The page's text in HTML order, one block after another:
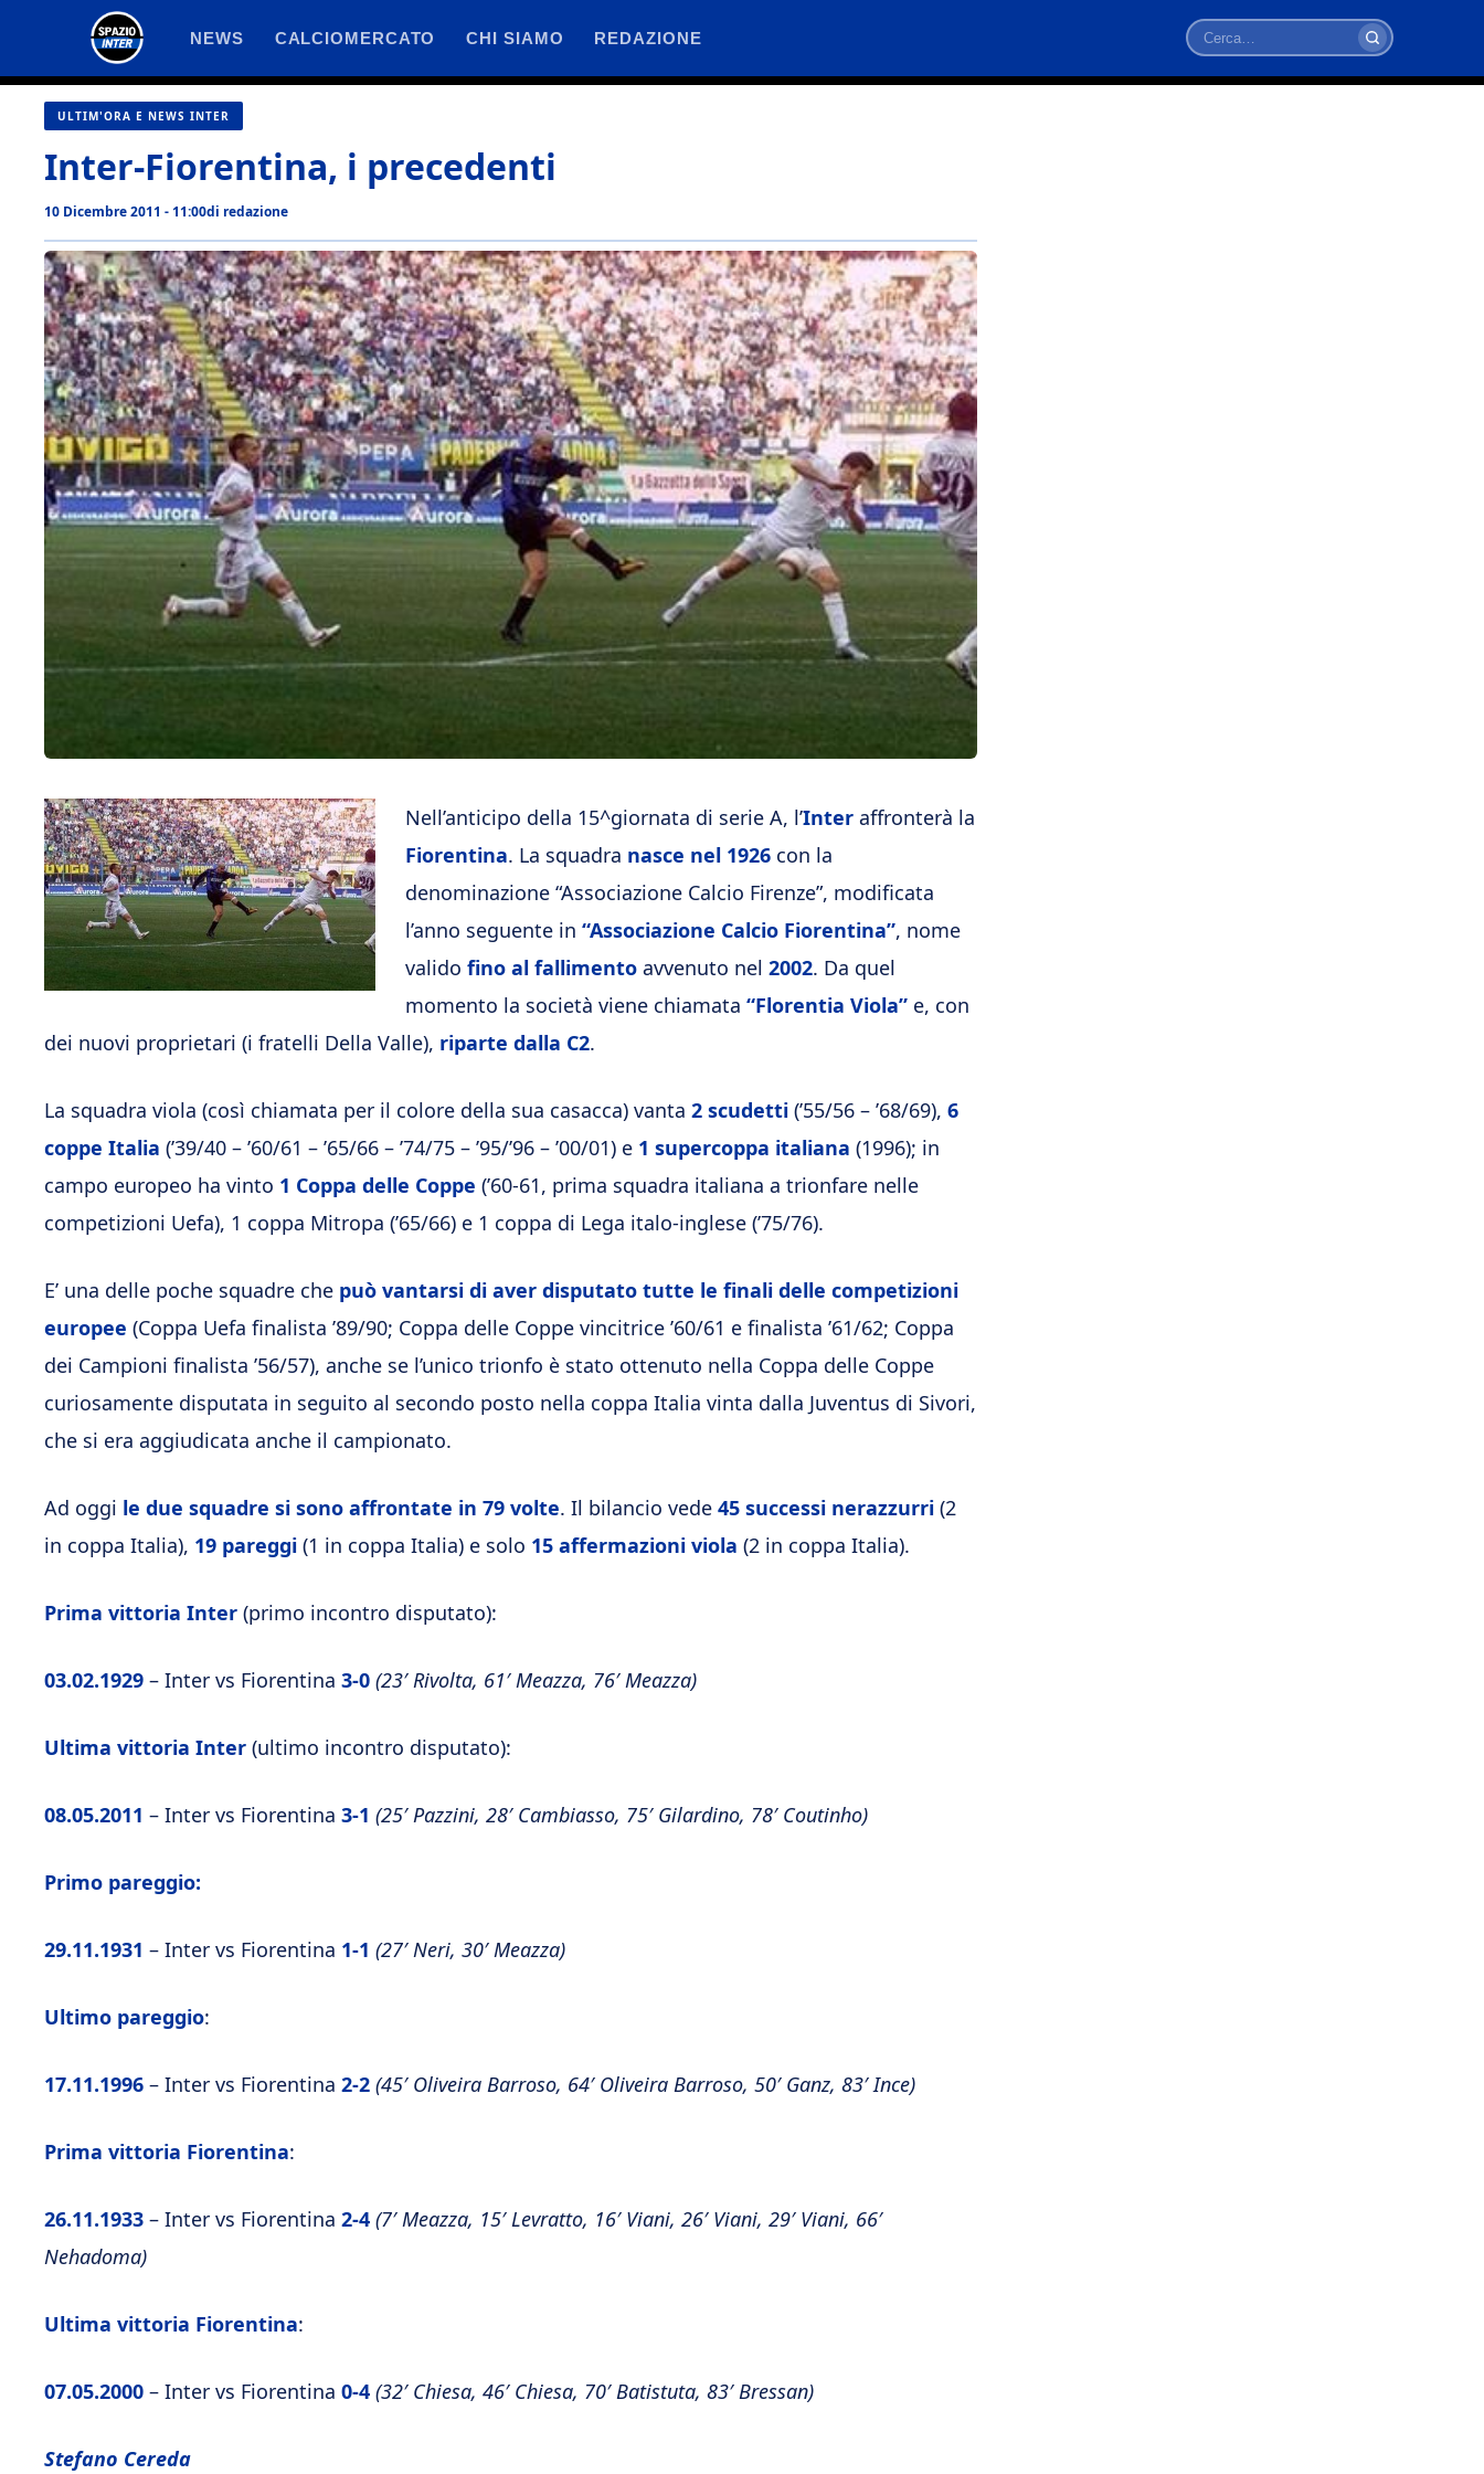
contenuto
NEWS CALCIOMERCATO CHI SIAMO REDAZIONE
Cerca
ULTIM'ORA E NEWS INTER
Inter-Fiorentina, i precedenti
10 Dicembre 2011 - 11:00di redazione
Nell’anticipo della 15^giornata di serie A, l’Inter affronterà la
Fiorentina. La squadra nasce nel 1926 con la
denominazione “Associazione Calcio Firenze”, modificata
l’anno seguente in “Associazione Calcio Fiorentina”, nome
valido fino al fallimento avvenuto nel 2002. Da quel
momento la società viene chiamata “Florentia Viola” e, con
dei nuovi proprietari (i fratelli Della Valle), riparte dalla C2.
La squadra viola (così chiamata per il colore della sua casacca) vanta 2 scudetti (’55/56 – ’68/69), 6
coppe Italia (’39/40 – ’60/61 – ’65/66 – ’74/75 – ’95/’96 – ’00/01) e 1 supercoppa italiana (1996); in
campo europeo ha vinto 1 Coppa delle Coppe (’60-61, prima squadra italiana a trionfare nelle
competizioni Uefa), 1 coppa Mitropa (’65/66) e 1 coppa di Lega italo-inglese (’75/76).
E’ una delle poche squadre che può vantarsi di aver disputato tutte le finali delle competizioni
europee (Coppa Uefa finalista ’89/90; Coppa delle Coppe vincitrice ’60/61 e finalista ’61/62; Coppa
dei Campioni finalista ’56/57), anche se l’unico trionfo è stato ottenuto nella Coppa delle Coppe
curiosamente disputata in seguito al secondo posto nella coppa Italia vinta dalla Juventus di Sivori,
che si era aggiudicata anche il campionato.
Ad oggi le due squadre si sono affrontate in 79 volte. Il bilancio vede 45 successi nerazzurri (2
in coppa Italia), 19 pareggi (1 in coppa Italia) e solo 15 affermazioni viola (2 in coppa Italia).
Prima vittoria Inter (primo incontro disputato):
03.02.1929 – Inter vs Fiorentina 3-0 (23′ Rivolta, 61′ Meazza, 76′ Meazza)
Ultima vittoria Inter (ultimo incontro disputato):
08.05.2011 – Inter vs Fiorentina 3-1 (25′ Pazzini, 28′ Cambiasso, 75′ Gilardino, 78′ Coutinho)
Primo pareggio:
29.11.1931 – Inter vs Fiorentina 1-1 (27′ Neri, 30′ Meazza)
Ultimo pareggio:
17.11.1996 – Inter vs Fiorentina 2-2 (45′ Oliveira Barroso, 64′ Oliveira Barroso, 50′ Ganz, 83′ Ince)
Prima vittoria Fiorentina:
26.11.1933 – Inter vs Fiorentina 2-4 (7′ Meazza, 15′ Levratto, 16′ Viani, 26′ Viani, 29′ Viani, 66′
Nehadoma)
Ultima vittoria Fiorentina:
07.05.2000 – Inter vs Fiorentina 0-4 (32′ Chiesa, 46′ Chiesa, 70′ Batistuta, 83′ Bressan)
Stefano Cereda